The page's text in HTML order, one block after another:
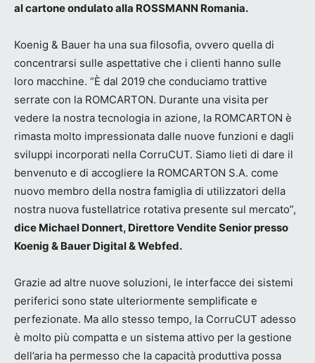
al cartone ondulato alla ROSSMANN Romania.
Koenig & Bauer ha una sua filosofia, ovvero quella di
concentrarsi sulle aspettative che i clienti hanno sulle
loro macchine. “È dal 2019 che conduciamo trattive
serrate con la ROMCARTON. Durante una visita per
vedere la nostra tecnologia in azione, la ROMCARTON è
rimasta molto impressionata dalle nuove funzioni e dagli
sviluppi incorporati nella CorruCUT. Siamo lieti di dare il
benvenuto e di accogliere la ROMCARTON S.A. come
nuovo membro della nostra famiglia di utilizzatori della
nostra nuova fustellatrice rotativa presente sul mercato”,
dice Michael Donnert, Direttore Vendite Senior presso
Koenig & Bauer Digital & Webfed.
Grazie ad altre nuove soluzioni, le interfacce dei sistemi
periferici sono state ulteriormente semplificate e
perfezionate. Ma allo stesso tempo, la CorruCUT adesso
è molto più compatta e un sistema attivo per la gestione
dell’aria ha permesso che la capacità produttiva possa